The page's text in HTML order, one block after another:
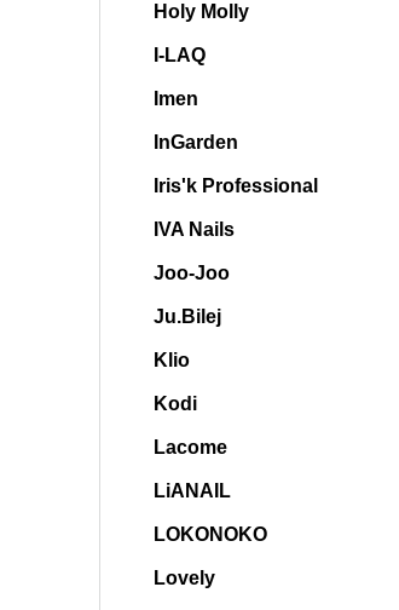
Holy Molly
I-LAQ
Imen
InGarden
Iris'k Professional
IVA Nails
Joo-Joo
Ju.Bilej
Klio
Kodi
Lacome
LiANAIL
LOKONOKO
Lovely